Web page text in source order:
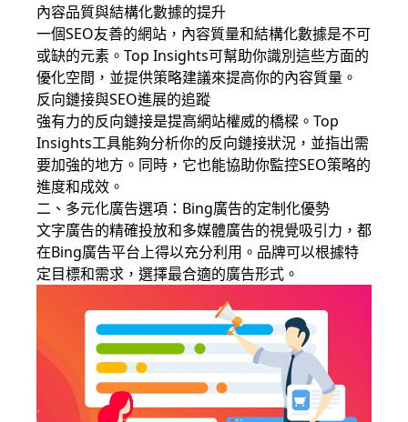
內容品質與結構化數據的提升
一個SEO友善的網站，內容質量和結構化數據是不可
或缺的元素。Top Insights可幫助你識別這些方面的
優化空間，並提供策略建議來提高你的內容質量。
反向鏈接與SEO進展的追蹤
強有力的反向鏈接是提高網站權威的橋樑。Top
Insights工具能夠分析你的反向鏈接狀況，並指出需
要加強的地方。同時，它也能協助你監控SEO策略的
進度和成效。
二、多元化廣告選項：Bing廣告的定制化優勢
文字廣告的精確投放和多媒體廣告的視覺吸引力，都
在Bing廣告平台上得以充分利用。品牌可以根據特
定目標和需求，選擇最合適的廣告形式。